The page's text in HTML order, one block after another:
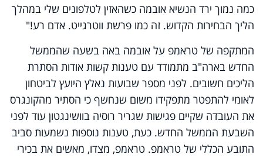
כמה נמוך ירד הנשיא אובמה כשהאזין לטלפונים שלי במהלך
הליך הבחירות הקדוש. זה כמו פרשת ווטרגייט. אדם רע!"
המתקפה של טראמפ על אובמה באה בשעה שהממשל
החדש בארה"ב מתמודד עם טענות קשות אודות הסתרת
הליכים חשובים. לפני מספר שבועות נאלץ היועץ לביטחון
לאומי להתפטר מתפקידו משום שנחשף כי הסתיר מהקונגרס
את העובדה שקיים פגישות שגריר רוסיה בוושינגטון עוד לפני
השבעת הממשל החדש. כעת, טענות נוספות נשמעות סביב
התובע הכללי של טראמפ. טראמפ, מצדו, מאשים את בכירי